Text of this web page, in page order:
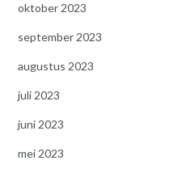
oktober 2023
september 2023
augustus 2023
juli 2023
juni 2023
mei 2023